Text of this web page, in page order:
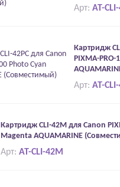
Арт: AT-
Картридж
PIXMA-PRO-
Арт: AT-
Картридж CLI-42M для Canon
Magenta AQUAMARINE
Арт: AT-CLI-42M